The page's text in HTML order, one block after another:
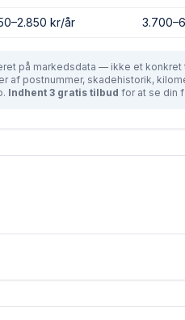
kr/år
på markedsdata — ikke et
af postnummer, skadehistorik,
Indhent 3 gratis tilbud for at se din